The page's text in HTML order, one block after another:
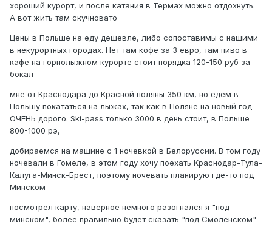
хороший курорт, и после катания в Термах можно отдохнуть.
А вот жить там скучновато
Цены в Польше на еду дешевле, либо сопоставимы с нашими
в некурортных городах. Нет там кофе за 3 евро, там пиво в
кафе на горнолыжном курорте стоит порядка 120-150 руб за
бокал
мне от Краснодара до Красной поляны 350 км, но едем в
Польшу покататься на лыжах, так как в Поляне на новый год
ОЧЕНЬ дорого. Ski-pass только 3000 в день стоит, в Польше
800-1000 рэ,
добираемся на машине с 1 ночевкой в Белоруссии. В том году
ночевали в Гомеле, в этом году хочу поехать Краснодар-Тула-
Калуга-Минск-Брест, поэтому ночевать планирую где-то под
Минском
посмотрел карту, наверное немного разогнался я "под
минском", более правильно будет сказать "под Смоленском"